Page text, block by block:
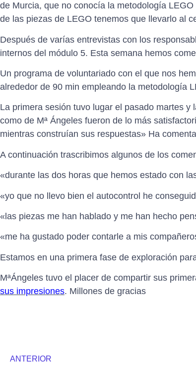
de Murcia, que no conocía la metodología
de las piezas de LEGO tenemos que llevarlo al
Después de varías entrevistas con los
internos del módulo 5. Esta semana hemos
Un programa de voluntariado con el que nos
alrededor de 90 min empleando la metodología
La primera sesión tuvo lugar el pasado martes
como de Mª Ángeles fueron de lo más
mientras construían sus respuestas» Ha
A continuación trascribimos algunos de los
«durante las dos horas que hemos estado con
«yo que no llevo bien el autocontrol he
«las piezas me han hablado y me han hecho
«me ha gustado poder contarle a mis
Estamos en una primera fase de exploración
MªÁngeles tuvo el placer de compartir sus
sus impresiones. Millones de gracias
ANTERIOR